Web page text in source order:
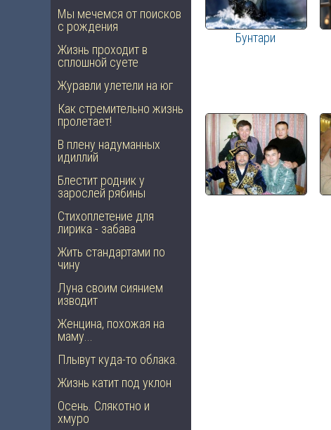
Мы мечемся от поисков
с рождения
Жизнь проходит в
сплошной суете
Журавли улетели на юг
Как стремительно жизнь
пролетает!
В плену надуманных
идиллий
Блестит родник у
зарослей рябины
Стихоплетение для
лирика - забава
Жить стандартами по
чину
Луна своим сиянием
изводит
Женцина, похожая на
маму...
Плывут куда-то облака.
Жизнь катит под уклон
Осень. Слякотно и
хмуро
Бунтари